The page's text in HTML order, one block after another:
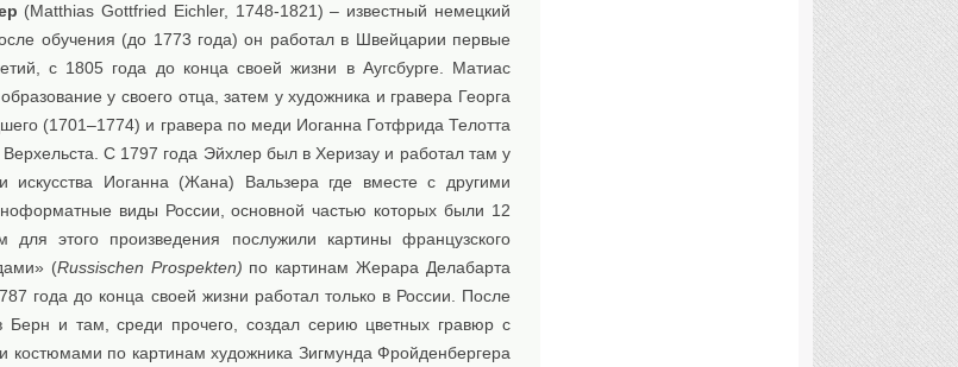
(Matthias Gottfried Eichler, 1748-1821) – известный немецкий
обучения (до 1773 года) он работал в Швейцарии первые
с 1805 года до конца своей жизни в Аугсбурге. Матиас
у своего отца, затем у художника и гравера Георга
(1701–1774) и гравера по меди Иоганна Готфрида Телотта
С 1797 года Эйхлер был в Херизау и работал там у
искусства Иоганна (Жана) Вальзера где вместе с другими
виды России, основной частью которых были 12
этого произведения послужили картины французского
(Russischen Prospekten) по картинам Жерара Делабарта
года до конца своей жизни работал только в России. После
Берн и там, среди прочего, создал серию цветных гравюр с
по картинам художника Зигмунда Фройденбергера